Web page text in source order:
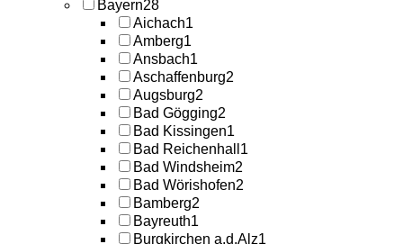
Bayern28
Aichach1
Amberg1
Ansbach1
Aschaffenburg2
Augsburg2
Bad Gögging2
Bad Kissingen1
Bad Reichenhall 1
Bad Windsheim2
Bad Wörishofen2
Bamberg2
Bayreuth1
Burgkirchen a.d.Alz1